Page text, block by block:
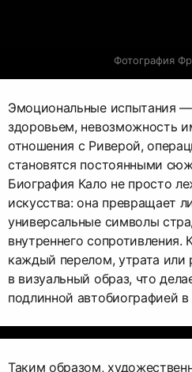
Фотография
Эмоциональные испытания
здоровьем, невозможность
отношения с Риверой,
становятся постоянными
Биография Кало не просто
искусства: она превращает
универсальные символы
внутреннего сопротивления.
каждый перелом, утрата или
в визуальный образ, что
подлинной автобиографией
Таким образом,